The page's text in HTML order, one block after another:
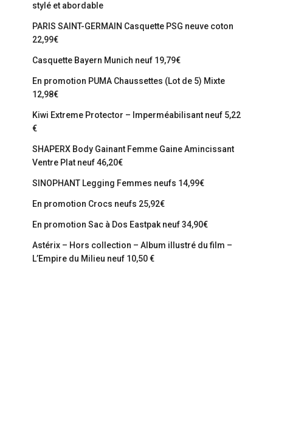
stylé et abordable
PARIS SAINT-GERMAIN Casquette PSG neuve coton
22,99€
Casquette Bayern Munich neuf 19,79€
En promotion PUMA Chaussettes (Lot de 5) Mixte
12,98€
Kiwi Extreme Protector – Imperméabilisant neuf 5,22
€
SHAPERX Body Gainant Femme Gaine Amincissant
Ventre Plat neuf 46,20€
SINOPHANT Legging Femmes neufs 14,99€
En promotion Crocs neufs 25,92€
En promotion Sac à Dos Eastpak neuf 34,90€
Astérix – Hors collection – Album illustré du film –
L’Empire du Milieu neuf 10,50 €